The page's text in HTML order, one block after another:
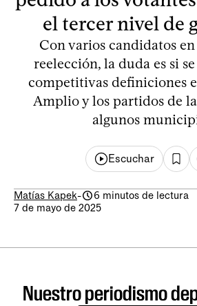
el tercer nivel de
Con varios candidatos
reelección, la duda es si
competitivas definiciones
Amplio y los partidos de
algunos
Escuchar
Matías Kapek-
6 minutos de lectura
7 de mayo de 2025
Nuestro periodismo